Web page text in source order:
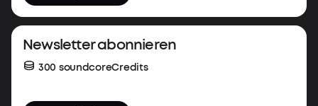
Newsletter abonnieren
300 soundcoreCredits